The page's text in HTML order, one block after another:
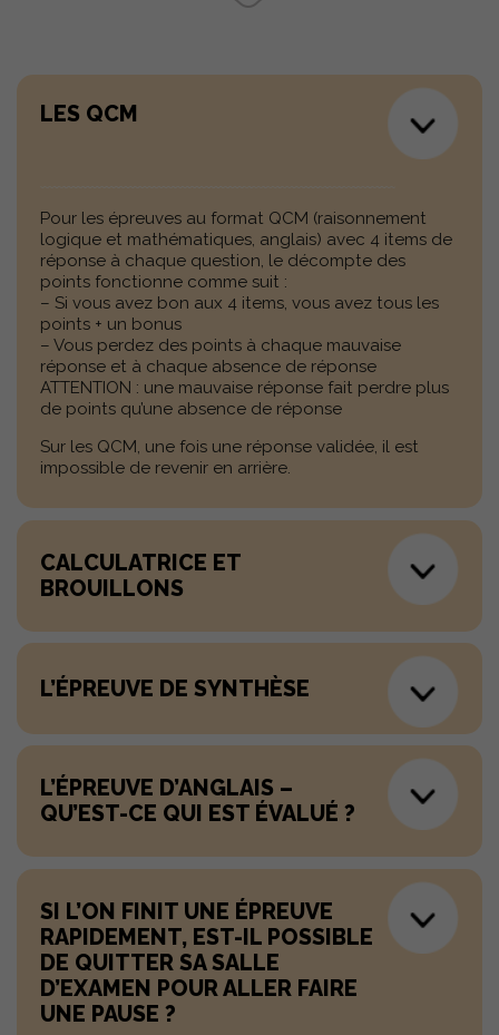
LES QCM
Pour les épreuves au format QCM (raisonnement
logique et mathématiques, anglais) avec 4 items de
réponse à chaque question, le décompte des
points fonctionne comme suit :
– Si vous avez bon aux 4 items, vous avez tous les
points + un bonus
– Vous perdez des points à chaque mauvaise
réponse et à chaque absence de réponse
ATTENTION : une mauvaise réponse fait perdre plus
de points qu’une absence de réponse
Sur les QCM, une fois une réponse validée, il est
impossible de revenir en arrière.
CALCULATRICE ET
BROUILLONS
L’ÉPREUVE DE SYNTHÈSE
L’ÉPREUVE D’ANGLAIS –
QU’EST-CE QUI EST ÉVALUÉ ?
SI L’ON FINIT UNE ÉPREUVE
RAPIDEMENT, EST-IL POSSIBLE
DE QUITTER SA SALLE
D’EXAMEN POUR ALLER FAIRE
UNE PAUSE ?